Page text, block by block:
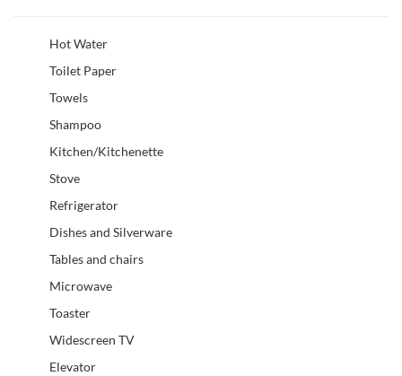
Hot Water
Toilet Paper
Towels
Shampoo
Kitchen/Kitchenette
Stove
Refrigerator
Dishes and Silverware
Tables and chairs
Microwave
Toaster
Widescreen TV
Elevator